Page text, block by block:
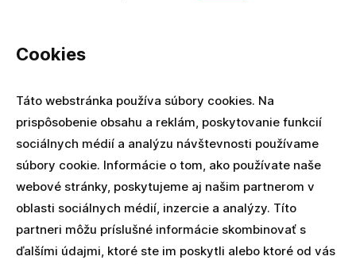
Cookies
Táto webstránka používa súbory cookies. Na
prispôsobenie obsahu a reklám, poskytovanie funkcií
sociálnych médií a analýzu návštevnosti používame
súbory cookie. Informácie o tom, ako používate naše
webové stránky, poskytujeme aj našim partnerom v
oblasti sociálnych médií, inzercie a analýzy. Títo
partneri môžu príslušné informácie skombinovať s
ďalšími údajmi, ktoré ste im poskytli alebo ktoré od vás